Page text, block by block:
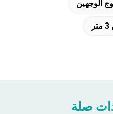
الوجهين
صلة